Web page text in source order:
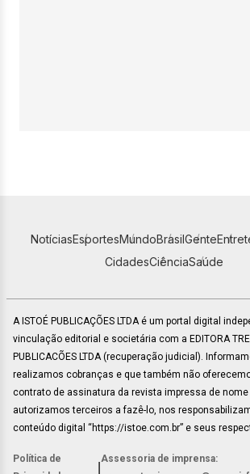
NotíciasEsportesMundoBrasilGente
CidadesCiênciaSaúde
A ISTOÉ PUBLICAÇÕES LTDA é um portal digital
vinculação editorial e societária com a EDITORA
PUBLICACÕES LTDA (recuperação judicial).
realizamos cobranças e que também não
contrato de assinatura da revista impressa de nome
autorizamos terceiros a fazê-lo, nos
conteúdo digital “https://istoe.com.br” e seus
Política de
Assessoria de imprensa: